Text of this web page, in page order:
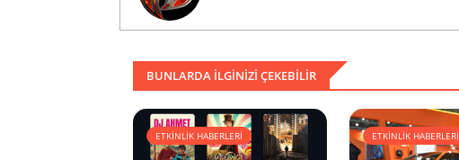
BUNLARDA ILGINIZI ÇEKEBILIR
ETKİNLİK HABERLERİ ETKİNLİK HABERLERİ